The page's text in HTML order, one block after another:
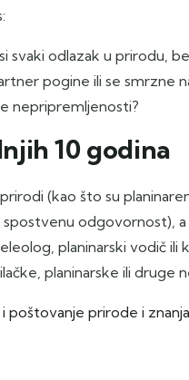
odlazak u prirodu,
pogine ili se smrzne
nepripremljenosti?
10 godina
(kao što su
odgovornost), a
planinarski vodič ili
planinarske ili druge
poštovanje prirode i znanja